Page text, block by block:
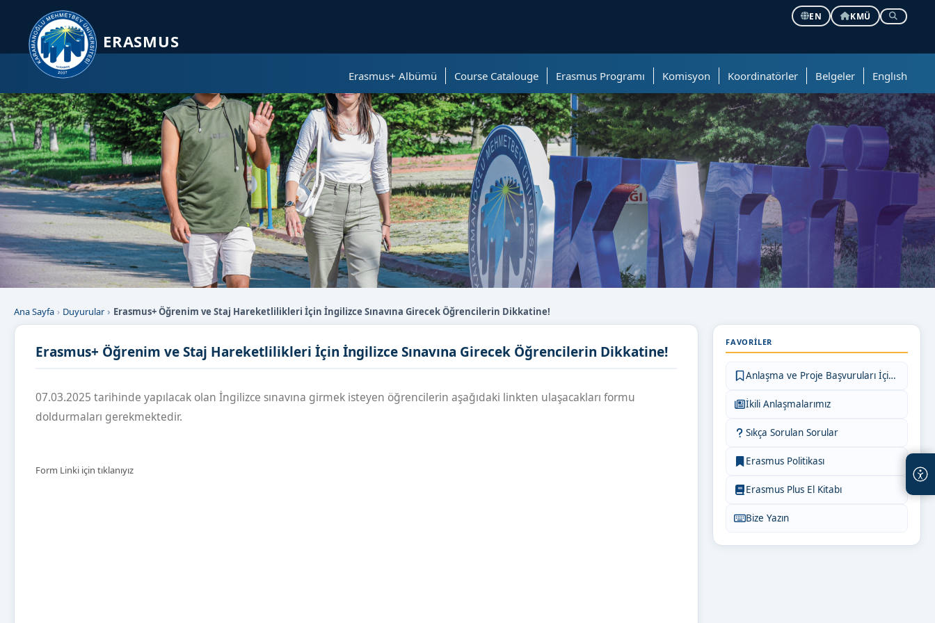
EN
KMÜ
ERASMUS
Erasmus+ Albümü Course Catalouge Erasmus Programı Komisyon Koordinatörler Belgeler Englısh
Ana Sayfa Duyurular Erasmus+ Öğrenim ve Staj Hareketlilikleri İçin İngilizce Sınavına Girecek Öğrencilerin Dikkatine!
Erasmus+ Öğrenim ve Staj Hareketlilikleri İçin İngilizce Sınavına Girecek Öğrencilerin Dikkatine!
07.03.2025 tarihinde yapılacak olan İngilizce sınavına girmek isteyen öğrencilerin aşağıdaki linkten ulaşacakları formu
doldurmaları gerekmektedir.
Form Linki için tıklanıyız
FAVORILER
Anlaşma ve Proje Başvuruları İçin Bilgiler
İkili Anlaşmalarımız
Sıkça Sorulan Sorular
Erasmus Politikası
Erasmus Plus El Kitabı
Bize Yazın